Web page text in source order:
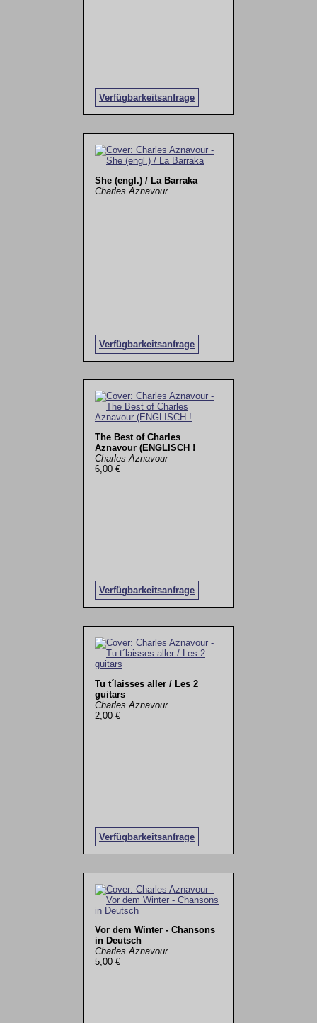
Verfügbarkeitsanfrage
She (engl.) / La Barraka
Charles Aznavour
Verfügbarkeitsanfrage
The Best of Charles
Aznavour (ENGLISCH !
Charles Aznavour
6,00 €
Verfügbarkeitsanfrage
Tu t´laisses aller / Les 2
guitars
Charles Aznavour
2,00 €
Verfügbarkeitsanfrage
Vor dem Winter - Chansons
in Deutsch
Charles Aznavour
5,00 €